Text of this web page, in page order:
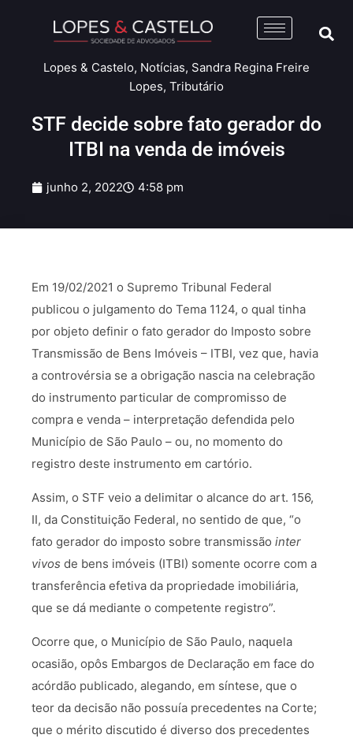
Lopes & Castelo, Notícias, Sandra Regina Freire
Lopes, Tributário
STF decide sobre fato gerador do
ITBI na venda de imóveis
junho 2, 2022 4:58 pm
Em 19/02/2021 o Supremo Tribunal Federal
publicou o julgamento do Tema 1124, o qual tinha
por objeto definir o fato gerador do Imposto sobre
Transmissão de Bens Imóveis – ITBI, vez que, havia
a controvérsia se a obrigação nascia na celebração
do instrumento particular de compromisso de
compra e venda – interpretação defendida pelo
Município de São Paulo – ou, no momento do
registro deste instrumento em cartório.
Assim, o STF veio a delimitar o alcance do art. 156,
II, da Constituição Federal, no sentido de que, “o
fato gerador do imposto sobre transmissão inter
vivos de bens imóveis (ITBI) somente ocorre com a
transferência efetiva da propriedade imobiliária,
que se dá mediante o competente registro”.
Ocorre que, o Município de São Paulo, naquela
ocasião, opôs Embargos de Declaração em face do
acórdão publicado, alegando, em síntese, que o
teor da decisão não possuía precedentes na Corte;
que o mérito discutido é diverso dos precedentes